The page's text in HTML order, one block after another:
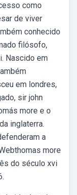
como
de viver
conhecido
filósofo,
Nascido em
em londres,
sir john
more e o
inglaterra.
a
more
do século xvi